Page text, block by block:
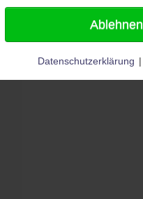
Ablehnen
Datenschutzerklärung |